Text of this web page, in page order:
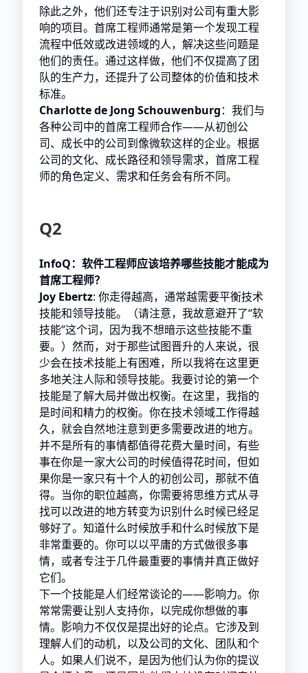
除此之外，他们还专注于识别对公司有重大影
响的项目。首席工程师通常是第一个发现工程
流程中低效或改进领域的人，解决这些问题是
他们的责任。通过这样做，他们不仅提高了团
队的生产力，还提升了公司整体的价值和技术
标准。
Charlotte de Jong Schouwenburg：我们与
各种公司中的首席工程师合作——从初创公
司、成长中的公司到像微软这样的企业。根据
公司的文化、成长路径和领导需求，首席工程
师的角色定义、需求和任务会有所不同。
Q2
InfoQ：软件工程师应该培养哪些技能才能成为
首席工程师？
Joy Ebertz: 你走得越高，通常越需要平衡技术
技能和领导技能。（请注意，我故意避开了“软
技能”这个词，因为我不想暗示这些技能不重
要。）然而，对于那些试图晋升的人来说，很
少会在技术技能上有困难，所以我将在这里更
多地关注人际和领导技能。我要讨论的第一个
技能是了解大局并做出权衡。在这里，我指的
是时间和精力的权衡。你在技术领域工作得越
久，就会自然地注意到更多需要改进的地方。
并不是所有的事情都值得花费大量时间，有些
事在你是一家大公司的时候值得花时间，但如
果你是一家只有十个人的初创公司，那就不值
得。当你的职位越高，你需要将思维方式从寻
找可以改进的地方转变为识别什么时候已经足
够好了。知道什么时候放手和什么时候放下是
非常重要的。你可以以平庸的方式做很多事
情，或者专注于几件最重要的事情并真正做好
它们。
下一个技能是人们经常谈论的——影响力。你
常常需要让别人支持你，以完成你想做的事
情。影响力不仅仅是提出好的论点。它涉及到
理解人们的动机，以及公司的文化、团队和个
人。如果人们说不，是因为他们认为你的提议